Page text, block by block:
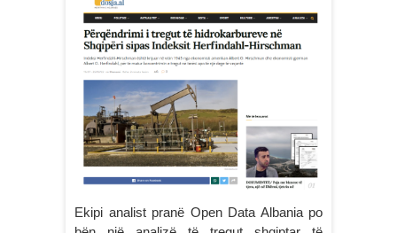
Ekipi analist pranë Open Data Albania po